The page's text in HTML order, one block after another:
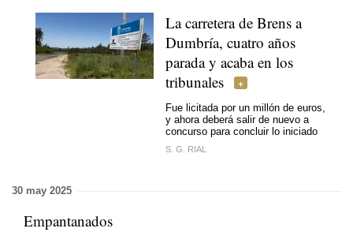
La carretera de Brens a
Dumbría, cuatro años
parada y acaba en los
tribunales
Fue licitada por un millón de euros,
y ahora deberá salir de nuevo a
concurso para concluir lo iniciado
S. G. RIAL
30 may 2025
Empantanados